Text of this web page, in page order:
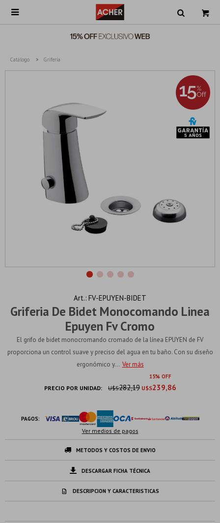

Catálogo Grifería
Griferia De Bidet Monocomando Linea
Epuyen Fv Cromo
FV-EPUYEN-BIDET
El grifo de bidet monocromando cromado de la línea EPUYEN de FV
proporciona un control suave y preciso del agua en tu baño. Con su diseño
ergonómico y... Ver más
15
PRECIO POR UNIDAD: U$S239,86
U$S282,19
PAGOS:
Ver medios de pagos
METODOS Y COSTOS DE ENVIO
DESCARGAR FICHA TÉCNICA
DESCRIPCION Y CARACTERISTICAS